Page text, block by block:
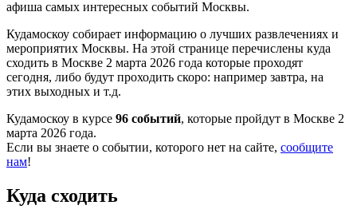
афиша самых интересных событий Москвы.
Кудамоскоу собирает информацию о лучших развлечениях и
мероприятих Москвы. На этой странице перечислены куда
сходить в Москве 2 марта 2026 года которые проходят
сегодня, либо будут проходить скоро: например завтра, на
этих выходных и т.д.
Кудамоскоу в курсе 96 событий, которые пройдут в Москве 2
марта 2026 года.
Если вы знаете о событии, которого нет на сайте, сообщите
нам!
Куда сходить